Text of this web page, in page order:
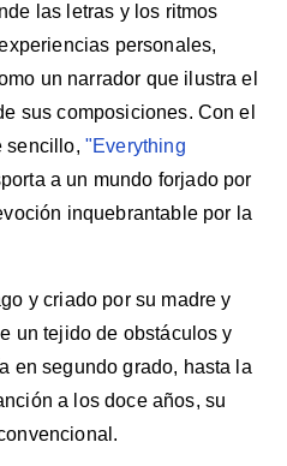
las letras y los ritmos
personales,
un narrador que ilustra el
sus composiciones. Con el
sencillo, "Everything
a un mundo forjado por
inquebrantable por la
y criado por su madre y
un tejido de obstáculos y
en segundo grado, hasta la
a los doce años, su